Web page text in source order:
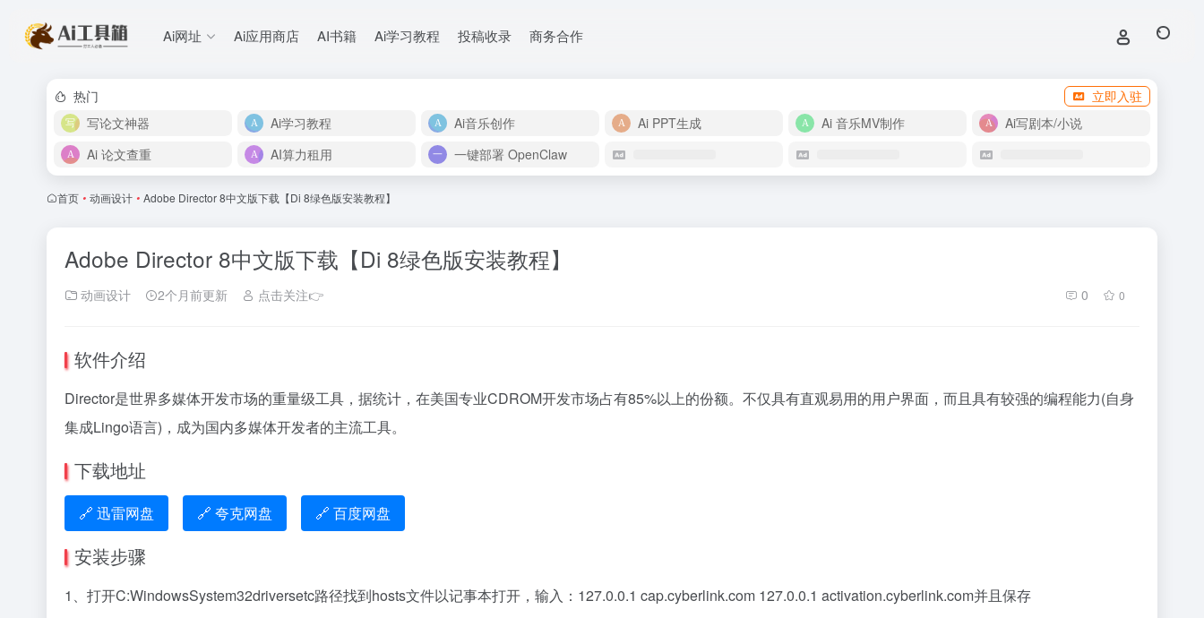
Ai网址 Ai应用商店 AI书籍 Ai学习教程 投稿收录 商务合作
热门
立即入驻
写论文神器
Ai学习教程 Ai音乐创作 Ai PPT生成 Ai 音乐MV制作
Ai写剧本/小说
Ai 论文查重
AI算力租用 一键部署 OpenClaw
首页 • 动画设计 • Adobe Director 8中文版下载【Di 8绿色版安装教程】
Adobe Director 8中文版下载【Di 8绿色版安装教程】
动画设计 2个月前更新 点击关注👉 0 0
软件介绍
Director是世界多媒体开发市场的重量级工具，据统计，在美国专业CDROM开发市场占有85%以上的份额。不仅具有直观易用的用户界面，而且具有较强的编程能力(自身
集成Lingo语言)，成为国内多媒体开发者的主流工具。
下载地址
🔗 迅雷网盘 🔗 夸克网盘 🔗 百度网盘
安装步骤
1、打开C:WindowsSystem32driversetc路径找到hosts文件以记事本打开，输入：127.0.0.1 cap.cyberlink.com 127.0.0.1 activation.cyberlink.com并且保存